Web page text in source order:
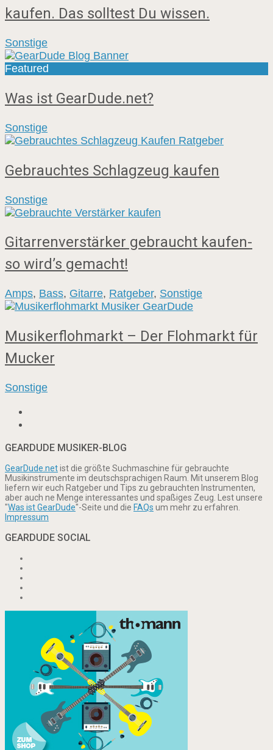
kaufen. Das solltest Du wissen.
Sonstige
Featured
Was ist GearDude.net?
Sonstige
Gebrauchtes Schlagzeug kaufen
Sonstige
Gitarrenverstärker gebraucht kaufen-
so wird’s gemacht!
Amps, Bass, Gitarre, Ratgeber, Sonstige
Musikerflohmarkt – Der Flohmarkt für
Mucker
Sonstige
GEARDUDE MUSIKER-BLOG
GearDude.netist die größte Suchmaschine für gebrauchte
Musikinstrumente im deutschsprachigen Raum. Mit unserem Blog
liefern wir euch Ratgeber und Tips zu gebrauchten Instrumenten,
aber auch ne Menge interessantes und spaßiges Zeug. Lest unsere
"Was ist GearDude"-Seite und die FAQs um mehr zu erfahren.
Impressum
GEARDUDE SOCIAL